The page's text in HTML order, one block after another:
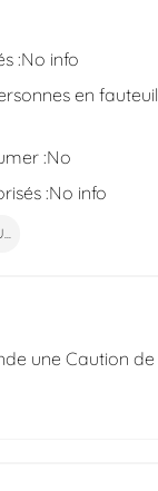
:No info
en fauteuil
:No
:No info
une Caution de